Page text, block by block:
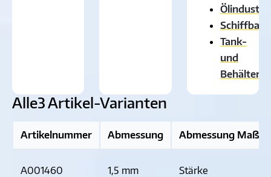
Schiffbau
Tank-
und
Alle3 Artikel-Varianten
Artikelnummer Abmessung Abmessung
A001460 1,5 mm Stärke